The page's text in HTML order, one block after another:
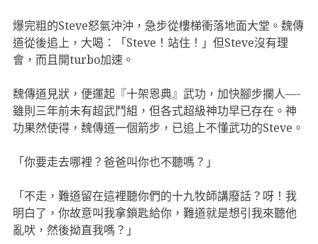
爆完粗的Steve怒氣沖沖，急步從樓梯衝落地面大堂。魏傳
道從後追上，大喝：「Steve！站住！」但Steve沒有理
會，而且開turbo加速。
魏傳道見狀，便運起『十架恩典』武功，加快腳步攔人—-
雖則三年前未有超武鬥組，但各式超級神功早已存在。神
功果然使得，魏傳道一個箭步，已追上不懂武功的Steve。
「你要走去哪裡？爸爸叫你也不聽嗎？」
「不走，難道留在這裡聽你們的十九牧師講廢話？呀！我
明白了，你故意叫我拿鎖匙給你，難道就是想引我來聽他
亂吠，然後拗直我嗎？」